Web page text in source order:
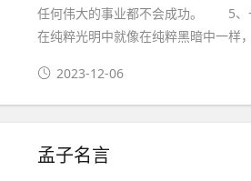
任何伟大的事业都不会成功。 5、
在纯粹光明中就像在纯粹黑暗中一
2023-12-06
孟子名言